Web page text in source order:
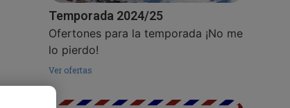
Temporada 2024/25
Ofertones para la temporada ¡No me
lo pierdo!
Ver ofertas